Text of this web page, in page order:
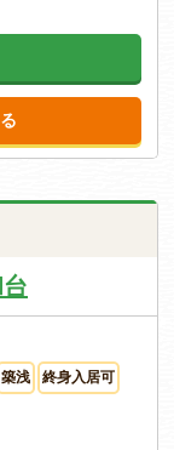
築浅 終身入居可